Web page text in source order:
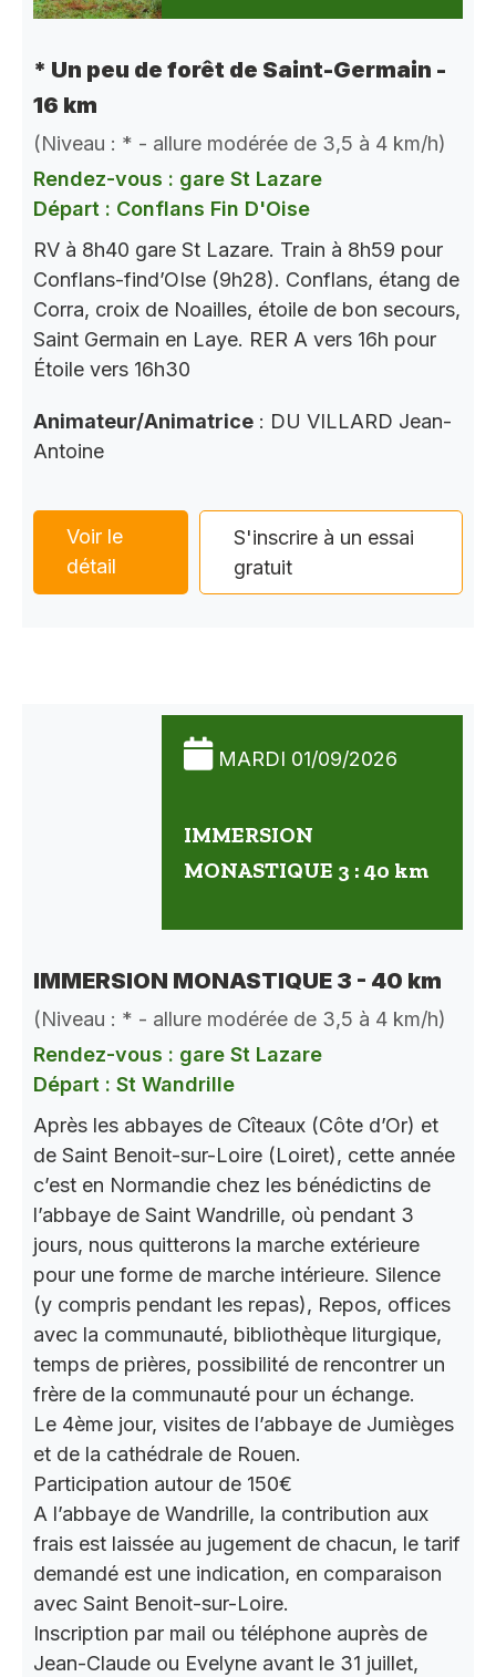
* Un peu de forêt de Saint-Germain -
16 km
(Niveau : * - allure modérée de 3,5 à 4 km/h)
Rendez-vous : gare St Lazare
Départ : Conflans Fin D'Oise
RV à 8h40 gare St Lazare. Train à 8h59 pour
Conflans-find’OIse (9h28). Conflans, étang de
Corra, croix de Noailles, étoile de bon secours,
Saint Germain en Laye. RER A vers 16h pour
Étoile vers 16h30
Animateur/Animatrice : DU VILLARD Jean-
Antoine
Voir le
détail
S'inscrire à un essai
gratuit
MARDI 01/09/2026
IMMERSION
MONASTIQUE 3 : 40 km
IMMERSION MONASTIQUE 3 - 40 km
(Niveau : * - allure modérée de 3,5 à 4 km/h)
Rendez-vous : gare St Lazare
Départ : St Wandrille
Après les abbayes de Cîteaux (Côte d’Or) et
de Saint Benoit-sur-Loire (Loiret), cette année
c’est en Normandie chez les bénédictins de
l’abbaye de Saint Wandrille, où pendant 3
jours, nous quitterons la marche extérieure
pour une forme de marche intérieure. Silence
(y compris pendant les repas), Repos, offices
avec la communauté, bibliothèque liturgique,
temps de prières, possibilité de rencontrer un
frère de la communauté pour un échange.
Le 4ème jour, visites de l’abbaye de Jumièges
et de la cathédrale de Rouen.
Participation autour de 150€
A l’abbaye de Wandrille, la contribution aux
frais est laissée au jugement de chacun, le tarif
demandé est une indication, en comparaison
avec Saint Benoit-sur-Loire.
Inscription par mail ou téléphone auprès de
Jean-Claude ou Evelyne avant le 31 juillet,